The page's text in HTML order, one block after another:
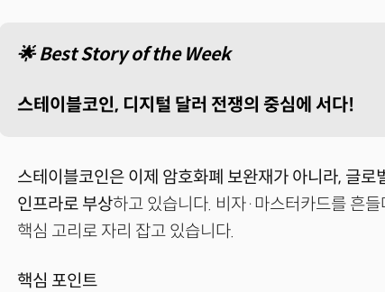
🌟 Best Story of the Week
스테이블코인, 디지털 달러 전쟁의 중심에 서다!
스테이블코인은 이제 암호화폐 보완재가 아니라, 글로
인프라로 부상하고 있습니다. 비자·마스터카드를 흔
핵심 고리로 자리 잡고 있습니다.
핵심 포인트